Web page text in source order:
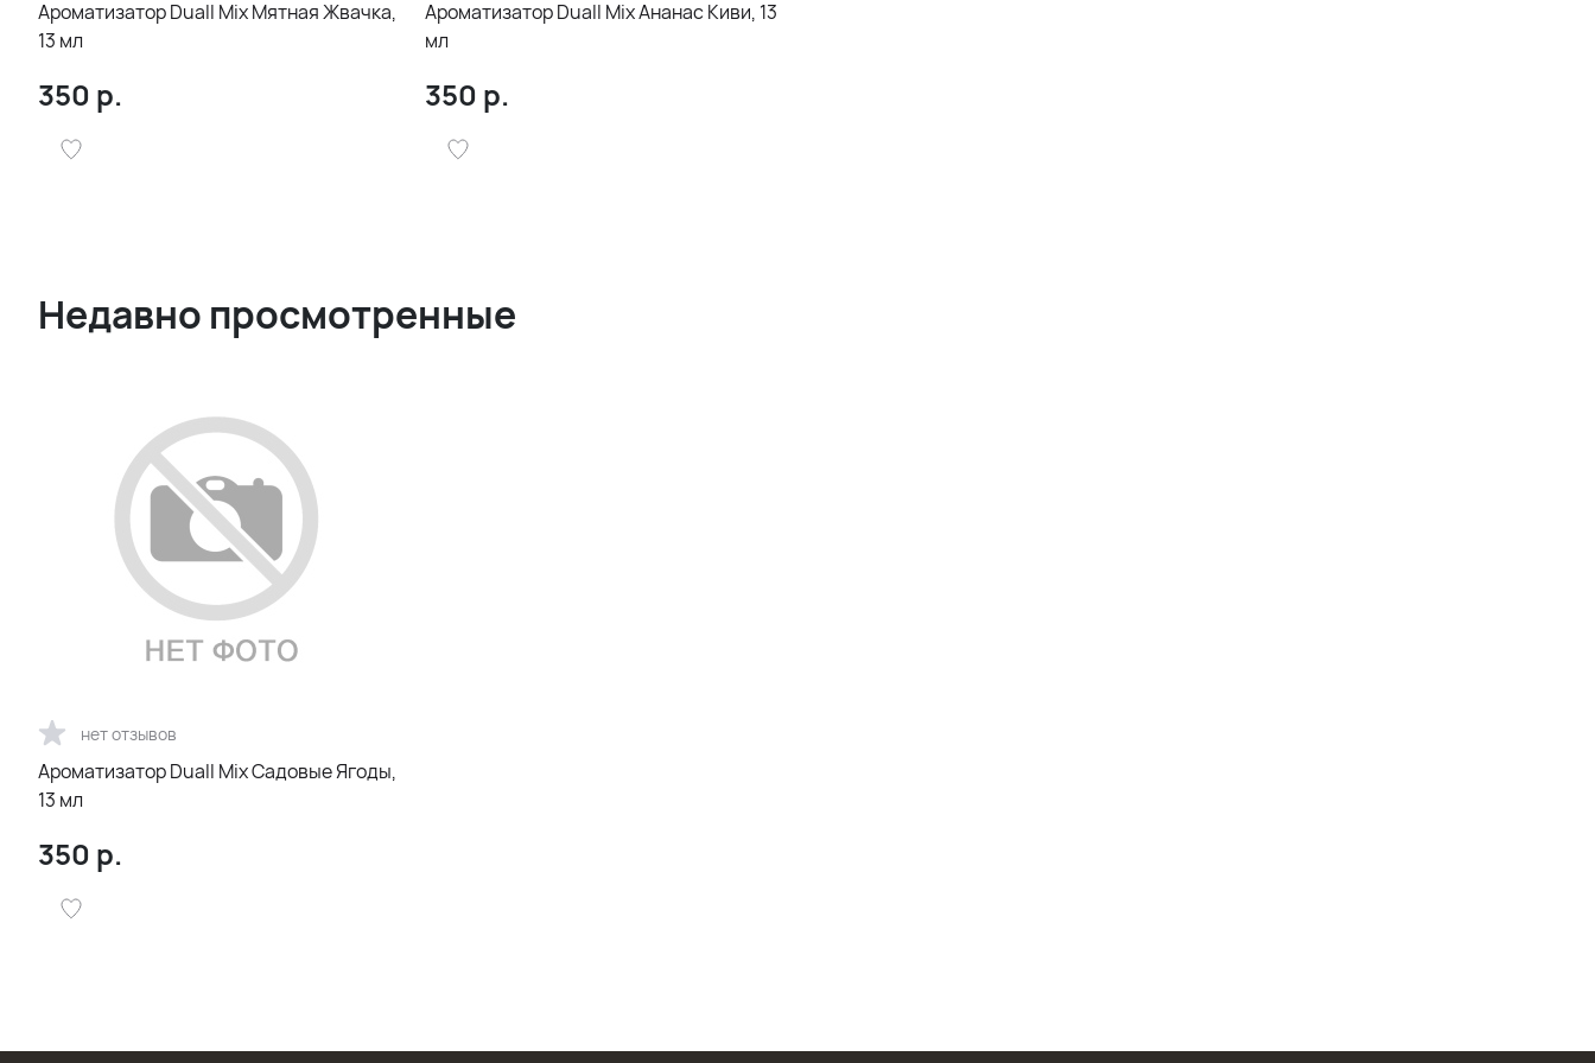
Ароматизатор Duall Mix Мятная Жвачка,
13 мл
350 р.
Ароматизатор Duall Mix Ананас Киви, 13
мл
350 р.
Недавно просмотренные
нет отзывов
Ароматизатор Duall Mix Садовые Ягоды,
13 мл
350 р.